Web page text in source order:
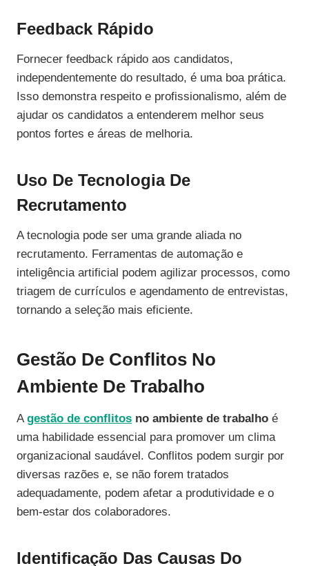
Feedback Rápido
Fornecer feedback rápido aos candidatos,
independentemente do resultado, é uma boa prática.
Isso demonstra respeito e profissionalismo, além de
ajudar os candidatos a entenderem melhor seus
pontos fortes e áreas de melhoria.
Uso De Tecnologia De
Recrutamento
A tecnologia pode ser uma grande aliada no
recrutamento. Ferramentas de automação e
inteligência artificial podem agilizar processos, como
triagem de currículos e agendamento de entrevistas,
tornando a seleção mais eficiente.
Gestão De Conflitos No
Ambiente De Trabalho
Agestão de conflitos no ambiente de trabalho é
uma habilidade essencial para promover um clima
organizacional saudável. Conflitos podem surgir por
diversas razões e, se não forem tratados
adequadamente, podem afetar a produtividade e o
bem-estar dos colaboradores.
Identificação Das Causas Do